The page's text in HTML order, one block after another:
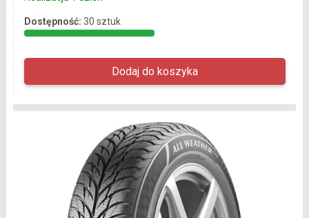
Dostępność: 30 sztuk